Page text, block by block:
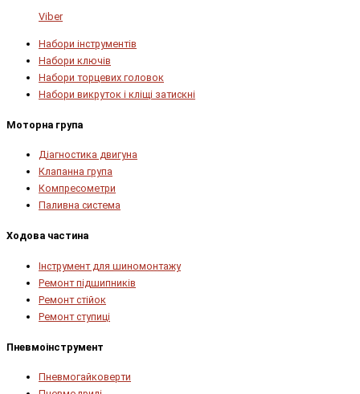
Viber
Набори інструментів
Набори ключів
Набори торцевих головок
Набори викруток і кліщі затискні
Моторна група
Діагностика двигуна
Клапанна група
Компресометри
Паливна система
Ходова частина
Інструмент для шиномонтажу
Ремонт підшипників
Ремонт стійок
Ремонт ступиці
Пневмоінструмент
Пневмогайковерти